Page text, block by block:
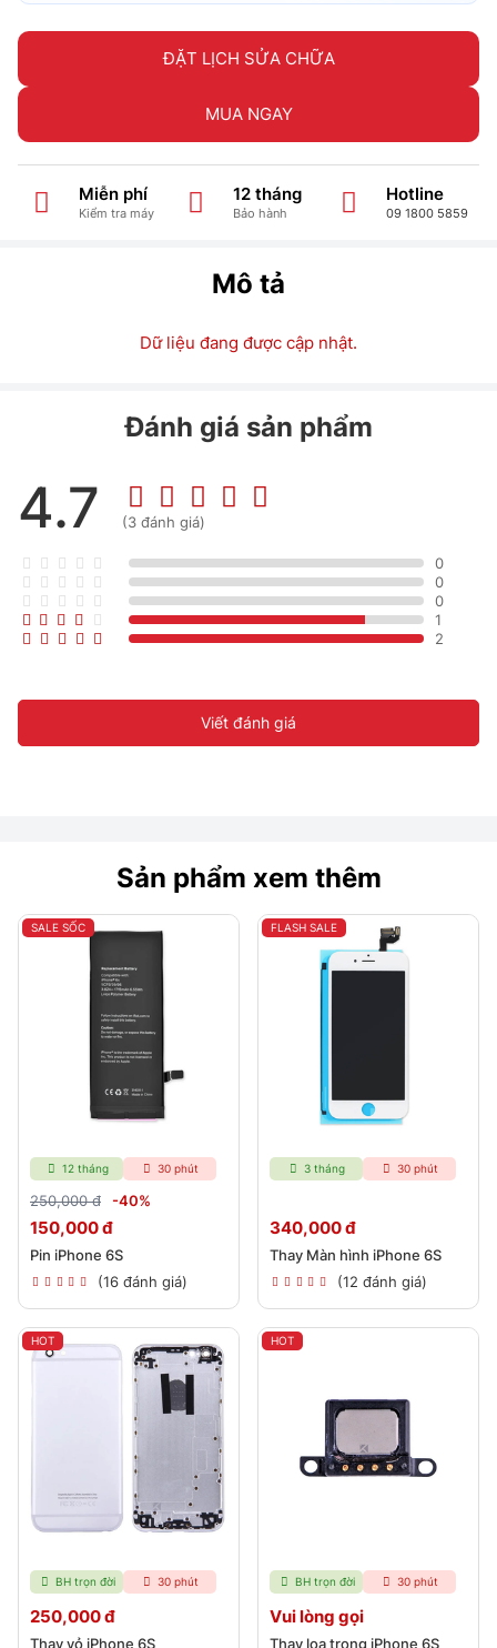
ĐẶT LỊCH SỬA CHỮA
MUA NGAY
Miễn phí
Kiểm tra máy
12 tháng
Bảo hành
Hotline
09 1800 5859
Mô tả
Dữ liệu đang được cập nhật.
Đánh giá sản phẩm
4.7 (3 đánh giá)
0
0
0
1
2
Viết đánh giá
Sản phẩm xem thêm
SALE SỐC
12 tháng 30 phút
250,000 đ -40%
150,000 đ
Pin iPhone 6S
(16 đánh giá)
FLASH SALE
3 tháng 30 phút
340,000 đ
Thay Màn hình iPhone 6S
(12 đánh giá)
HOT
BH trọn đời 30 phút
250,000 đ
Thay vỏ iPhone 6S
HOT
BH trọn đời 30 phút
Vui lòng gọi
Thay loa trong iPhone 6S